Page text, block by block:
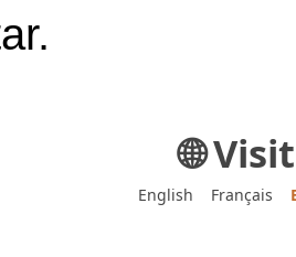
🌐
English Français